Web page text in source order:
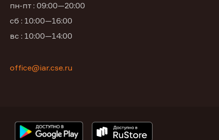
пн-пт : 09:00—20:00
сб : 10:00—16:00
вс : 10:00—14:00
office@iar.cse.ru